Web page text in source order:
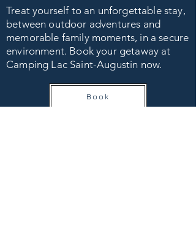
Treat yourself to an unforgettable stay,
between outdoor adventures and
memorable family moments, in a secure
environment. Book your getaway at
Camping Lac Saint-Augustin now.
Book